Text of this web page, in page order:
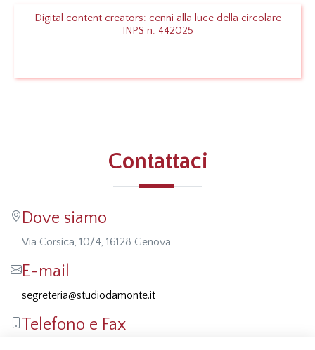
Digital content creators: cenni alla luce della circolare
INPS n. 442025
Contattaci
Dove siamo
Via Corsica, 10/4, 16128 Genova
E-mail
segreteria@studiodamonte.it
Telefono e Fax